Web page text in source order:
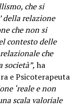
che si
della relazione
che non si
contesto delle
che
società”,ha
e Psicoterapeuta
‘reale e non
scala valoriale